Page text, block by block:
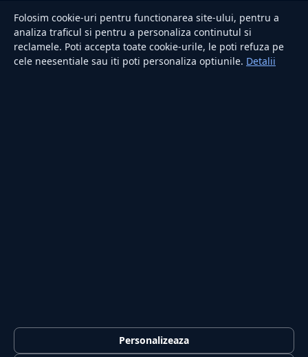
ExternePoliticăActualitateEconomieSănătateUtile
Folosim cookie-uri pentru functionarea site-ului, pentru a
analiza traficul si pentru a personaliza continutul si
reclamele. Poti accepta toate cookie-urile, le poti refuza pe
cele neesentiale sau iti poti personaliza optiunile. Detalii
Personalizeaza